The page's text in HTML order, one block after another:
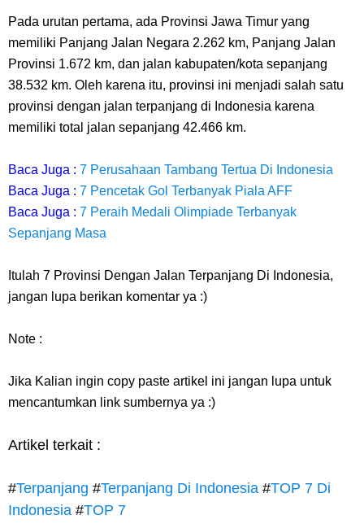
Pada urutan pertama, ada Provinsi Jawa Timur yang
memiliki Panjang Jalan Negara 2.262 km, Panjang Jalan
Provinsi 1.672 km, dan jalan kabupaten/kota sepanjang
38.532 km. Oleh karena itu, provinsi ini menjadi salah satu
provinsi dengan jalan terpanjang di Indonesia karena
memiliki total jalan sepanjang 42.466 km.
Baca Juga : 7 Perusahaan Tambang Tertua Di Indonesia
Baca Juga : 7 Pencetak Gol Terbanyak Piala AFF
Baca Juga : 7 Peraih Medali Olimpiade Terbanyak
Sepanjang Masa
Itulah 7 Provinsi Dengan Jalan Terpanjang Di Indonesia,
jangan lupa berikan komentar ya :)
Note :
Jika Kalian ingin copy paste artikel ini jangan lupa untuk
mencantumkan link sumbernya ya :)
Artikel terkait :
#Terpanjang #Terpanjang Di Indonesia #TOP 7 Di
Indonesia #TOP 7